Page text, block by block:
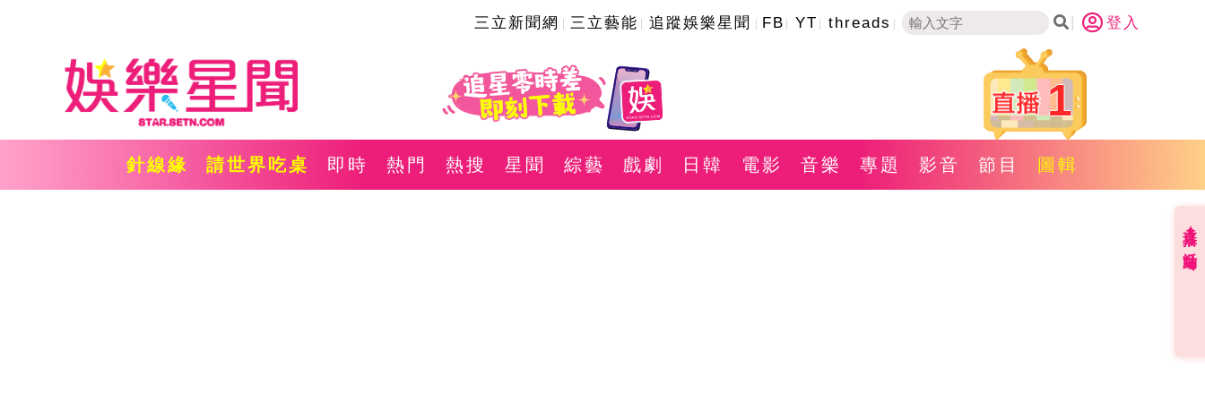
三立新聞網 三立藝能 追蹤娛樂星聞 FB YT threads 登入
1
針線緣 請世界吃桌 即時 熱門 熱搜 星聞 綜藝 戲劇 日韓 電影 音樂 專題 影音 節目 圖輯
直播✦活動